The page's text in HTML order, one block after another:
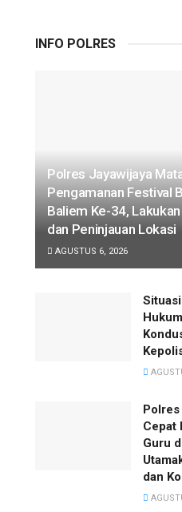
INFO POLRES
Polres Jayawijaya
Pengamanan Festival
Baliem Ke-34,
dan Peninjauan Lokasi
AGUSTUS 6, 2026
Polres
Cepat
Guru
dan